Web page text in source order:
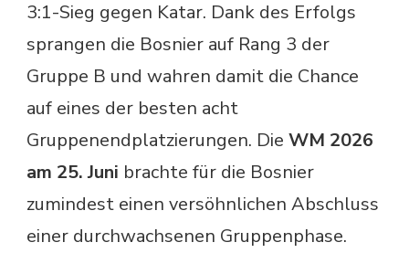
3:1-Sieg gegen Katar. Dank des Erfolgs
sprangen die Bosnier auf Rang 3 der
Gruppe B und wahren damit die Chance
auf eines der besten acht
Gruppenendplatzierungen. Die WM 2026
am 25. Juni brachte für die Bosnier
zumindest einen versöhnlichen Abschluss
einer durchwachsenen Gruppenphase.